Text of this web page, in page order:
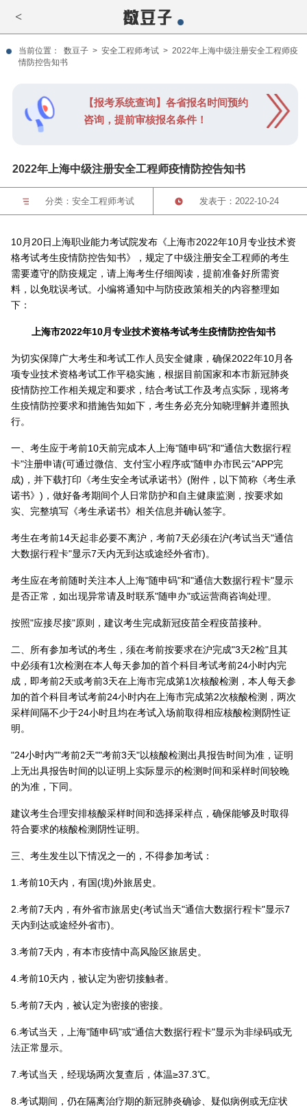
<
当前位置： 数豆子 > 安全工程师考试 > 2022年上海中级注册安全工程师疫
情防控告知书
【报考系统查询】各省报名时间预约
咨询，提前审核报名条件！
2022年上海中级注册安全工程师疫情防控告知书
分类：安全工程师考试 发表于：2022-10-24
10月20日上海职业能力考试院发布《上海市2022年10月专业技术资
格考试考生疫情防控告知书》，规定了中级注册安全工程师的考生
需要遵守的防疫规定，请上海考生仔细阅读，提前准备好所需资
料，以免耽误考试。小编将通知中与防疫政策相关的内容整理如
下：
上海市2022年10月专业技术资格考试考生疫情防控告知书
为切实保障广大考生和考试工作人员安全健康，确保2022年10月各
项专业技术资格考试工作平稳实施，根据目前国家和本市新冠肺炎
疫情防控工作相关规定和要求，结合考试工作及考点实际，现将考
生疫情防控要求和措施告知如下，考生务必充分知晓理解并遵照执
行。
一、考生应于考前10天前完成本人上海"随申码"和"通信大数据行程
卡"注册申请(可通过微信、支付宝小程序或"随申办市民云"APP完
成)，并下载打印《考生安全考试承诺书》(附件，以下简称《考生承
诺书》)，做好备考期间个人日常防护和自主健康监测，按要求如
实、完整填写《考生承诺书》相关信息并确认签字。
考生在考前14天起非必要不离沪，考前7天必须在沪(考试当天"通信
大数据行程卡"显示7天内无到达或途经外省市)。
考生应在考前随时关注本人上海"随申码"和"通信大数据行程卡"显示
是否正常，如出现异常请及时联系"随申办"或运营商咨询处理。
按照"应接尽接"原则，建议考生完成新冠疫苗全程疫苗接种。
二、所有参加考试的考生，须在考前按要求在沪完成"3天2检"且其
中必须有1次检测在本人每天参加的首个科目考试考前24小时内完
成，即考前2天或考前3天在上海市完成第1次核酸检测，本人每天参
加的首个科目考试考前24小时内在上海市完成第2次核酸检测，两次
采样间隔不少于24小时且均在考试入场前取得相应核酸检测阴性证
明。
"24小时内""考前2天""考前3天"以核酸检测出具报告时间为准，证明
上无出具报告时间的以证明上实际显示的检测时间和采样时间较晚
的为准，下同。
建议考生合理安排核酸采样时间和选择采样点，确保能够及时取得
符合要求的核酸检测阴性证明。
三、考生发生以下情况之一的，不得参加考试：
1.考前10天内，有国(境)外旅居史。
2.考前7天内，有外省市旅居史(考试当天"通信大数据行程卡"显示7
天内到达或途经外省市)。
3.考前7天内，有本市疫情中高风险区旅居史。
4.考前10天内，被认定为密切接触者。
5.考前7天内，被认定为密接的密接。
6.考试当天，上海"随申码"或"通信大数据行程卡"显示为非绿码或无
法正常显示。
7.考试当天，经现场两次复查后，体温≥37.3℃。
8.考试期间，仍在隔离治疗期的新冠肺炎确诊、疑似病例或无症状